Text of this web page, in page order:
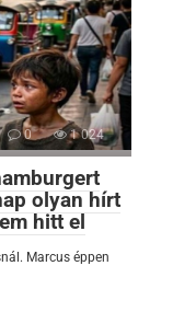
0 1 024
olyan hírt
hitt el
Marcus éppen